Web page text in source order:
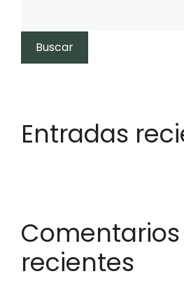
Buscar
Entradas
Comentarios
recientes